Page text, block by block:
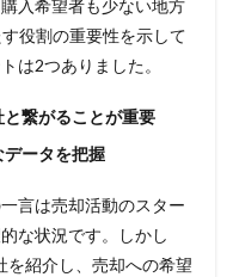
入希望者も少ない地方
役割の重要性を示して
は2つありました。
繋がることが重要
ータを把握
言は売却活動のスター
な状況です。しかし
紹介し、売却への希望